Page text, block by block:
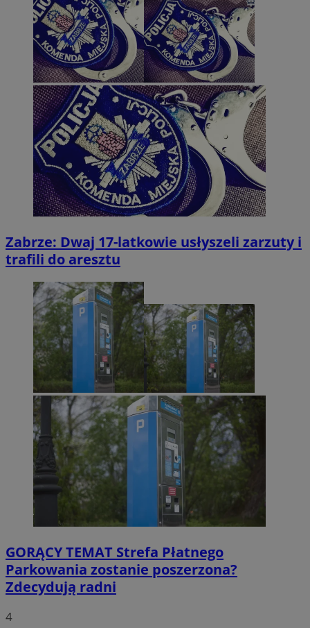
Zabrze: Dwaj 17-latkowie usłyszeli zarzuty i
trafili do aresztu
GORĄCY TEMAT Strefa Płatnego
Parkowania zostanie poszerzona?
Zdecydują radni
4